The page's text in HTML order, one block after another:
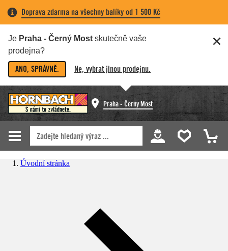
Doprava zdarma na všechny balíky od 1 500 Kč
Je Praha - Černý Most skutečně vaše
prodejna?
ANO, SPRÁVNĚ. Ne, vybrat jinou prodejnu.
Praha - Černý Most
Úvodní stránka